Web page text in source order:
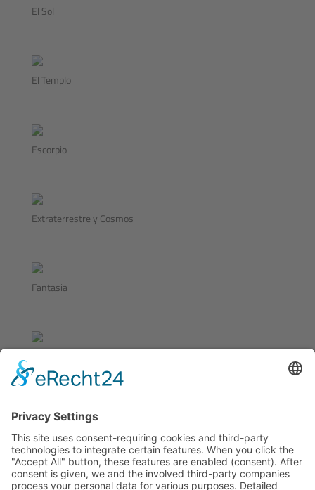
El Sol
El Templo
Escorpio
Extraterrestre y Cosmos
Fantasia
La Muerte